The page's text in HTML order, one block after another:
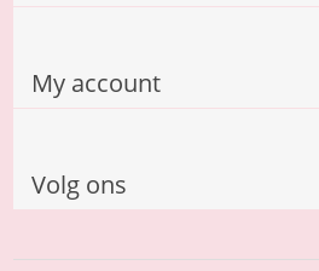
My account
Volg ons